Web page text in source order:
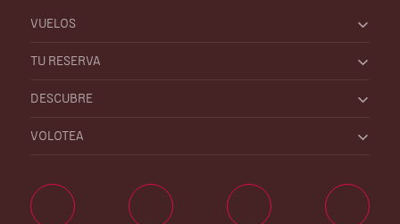
VUELOS
TU RESERVA
DESCUBRE
VOLOTEA